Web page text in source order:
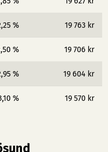
% 19 763 kr
% 19 706 kr
% 19 604 kr
% 19 570 kr